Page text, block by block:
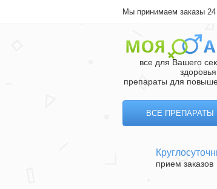
Мы принимаем заказы 24
все для Вашего
здоровья
препараты для
ВСЕ ПРЕПАРАТЫ
прием заказов